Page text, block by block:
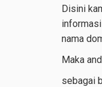
Disini
nama
Maka
sebagai